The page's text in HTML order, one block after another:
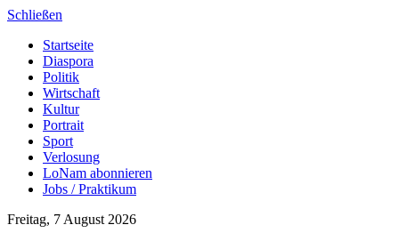
Schließen
Startseite
Diaspora
Politik
Wirtschaft
Kultur
Portrait
Sport
Verlosung
LoNam abonnieren
Jobs / Praktikum
Freitag, 7 August 2026